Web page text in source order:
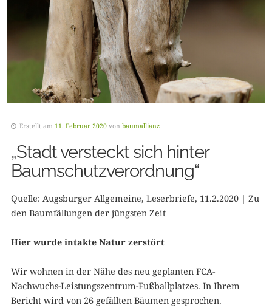
Erstellt am 11. Februar 2020 von baumallianz
„Stadt versteckt sich hinter
Baumschutzverordnung“
Quelle: Augsburger Allgemeine, Leserbriefe, 11.2.2020 | Zu
den Baumfällungen der jüngsten Zeit
Hier wurde intakte Natur zerstört
Wir wohnen in der Nähe des neu geplanten FCA-
Nachwuchs-Leistungszentrum-Fußballplatzes. In Ihrem
Bericht wird von 26 gefällten Bäumen gesprochen.